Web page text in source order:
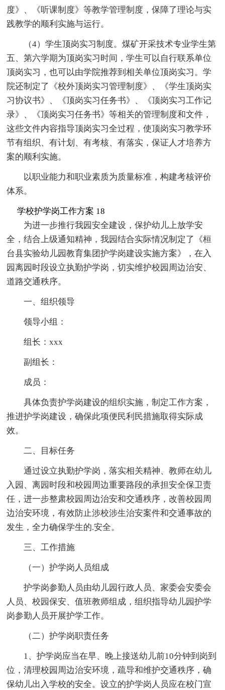
度》、《听课制度》等教学管理制度，保障了理论与实
践教学的顺利实施与运行。
（4）学生顶岗实习制度。煤矿开采技术专业学生第
五、第六学期为顶岗实习时间，学生可以自行联系单位
顶岗实习，也可以由学院推荐到相关单位顶岗实习。学
院还制定了《校外顶岗实习管理制度》、《学生顶岗实
习协议书》、《顶岗实习任务书》、《顶岗实习工作记
录》、《顶岗实习任务书》等相关的管理制度和文件，
这些文件内容指导顶岗实习全过程，使顶岗实习教学环
节有组织、有计划、有考核、有落实，保证人才培养方
案的顺利实施。
以职业能力和职业素质为质量标准，构建考核评价
体系。
学校护学岗工作方案 18
为进一步推行我园安全建设，保护幼儿上放学安
全，结合上级通知精神，我园结合实际情况制定了《桓
台县实验幼儿园教育集团护学岗建设实施方案》，在入
园离园时段设立执勤护学岗，切实维护校园周边治安、
道路交通秩序。
一、组织领导
领导小组：
组长：xxx
副组长：
成员：
具体负责护学岗建设的组织实施，制定工作方案，
推进护学岗建设，确保此项便民利民措施取得实际成
效。
二、目标任务
通过设立执勤护学岗，落实相关精神、教师在幼儿
入园、离园时段和校园周边重要路段的承担安全保卫责
任，进一步整肃校园周边治安和交通秩序，改善校园周
边治安环境，有效防止涉校涉生治安案件和交通事故的
发生，全力确保学生的.安全。
三、工作措施
（一）护学岗人员组成
护学岗参勤人员由幼儿园行政人员、家委会安委会
人员、校园保安、值班教师组成，组织指导幼儿园护学
岗参勤人员开展护学工作。
（二）护学岗职责任务
1、护学岗应当在早、晚上接送幼儿前10分钟到岗到
位，清理校园周边治安环境，疏导和维护交通秩序，确
保幼儿出入学校的安全。设立的护学岗人员应在校门宣